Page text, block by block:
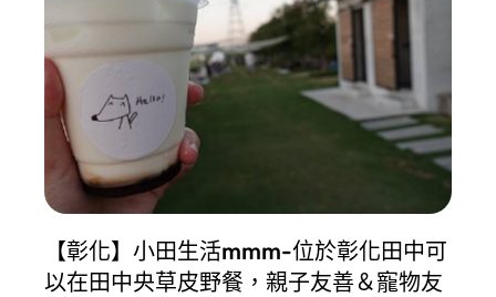
【彰化】小田生活mmm-位於彰化田中可
以在田中央草皮野餐，親子友善＆寵物友